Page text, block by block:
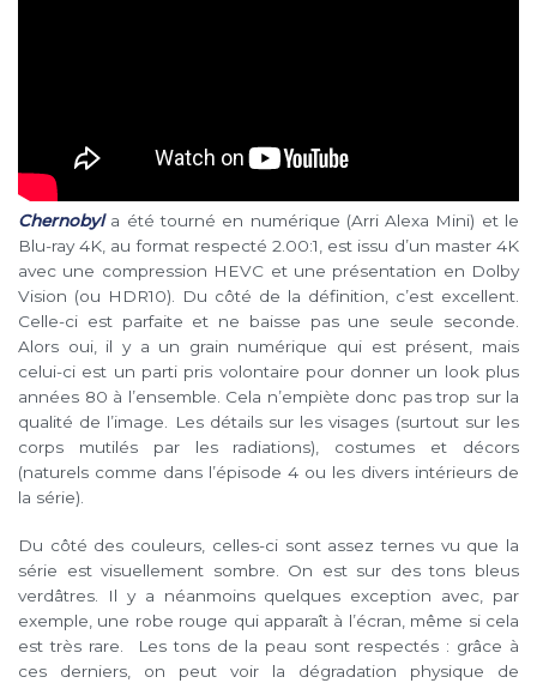
Chernobyla été tourné en numérique (Arri Alexa Mini) et le
Blu-ray 4K, au format respecté 2.00:1, est issu d’un master 4K
avec une compression HEVC et une présentation en Dolby
Vision (ou HDR10). Du côté de la définition, c’est excellent.
Celle-ci est parfaite et ne baisse pas une seule seconde.
Alors oui, il y a un grain numérique qui est présent, mais
celui-ci est un parti pris volontaire pour donner un look plus
années 80 à l’ensemble. Cela n’empiète donc pas trop sur la
qualité de l’image. Les détails sur les visages (surtout sur les
corps mutilés par les radiations), costumes et décors
(naturels comme dans l’épisode 4 ou les divers intérieurs de
la série).
Du côté des couleurs, celles-ci sont assez ternes vu que la
série est visuellement sombre. On est sur des tons bleus
verdâtres. Il y a néanmoins quelques exception avec, par
exemple, une robe rouge qui apparaît à l’écran, même si cela
est très rare. Les tons de la peau sont respectés : grâce à
ces derniers, on peut voir la dégradation physique de